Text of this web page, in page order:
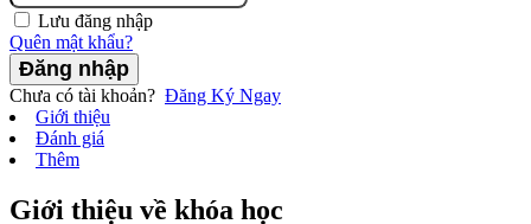
Lưu đăng nhập
Quên mật khẩu?
Đăng nhập
Chưa có tài khoản? Đăng Ký Ngay
Giới thiệu
Đánh giá
Thêm
Giới thiệu về khóa học